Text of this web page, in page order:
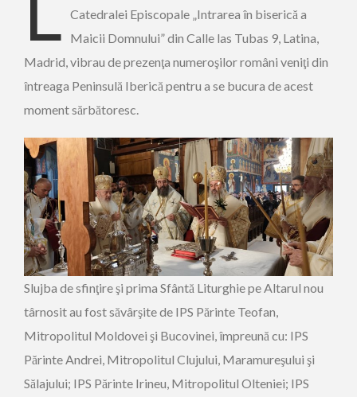
Catedralei Episcopale „Intrarea în biserică a
Maicii Domnului” din Calle las Tubas 9, Latina,
Madrid, vibrau de prezenţa numeroşilor români veniţi din
întreaga Peninsulă Iberică pentru a se bucura de acest
moment sărbătoresc.
Slujba de sfinţire şi prima Sfântă Liturghie pe Altarul nou
târnosit au fost săvârşite de IPS Părinte Teofan,
Mitropolitul Moldovei şi Bucovinei, împreună cu: IPS
Părinte Andrei, Mitropolitul Clujului, Maramureşului şi
Sălajului; IPS Părinte Irineu, Mitropolitul Olteniei; IPS